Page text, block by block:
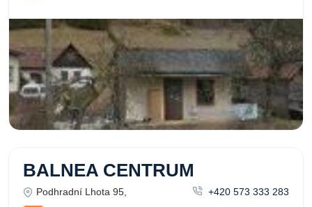
BALNEA CENTRUM
Podhradní Lhota 95,
+420 573 333 283